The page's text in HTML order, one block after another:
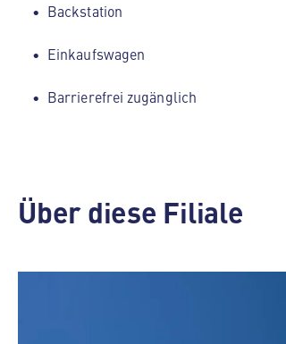
Backstation
Einkaufswagen
Barrierefrei zugänglich
Über diese Filiale